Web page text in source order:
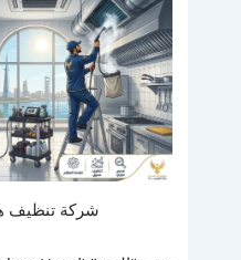
شركة تنظيف